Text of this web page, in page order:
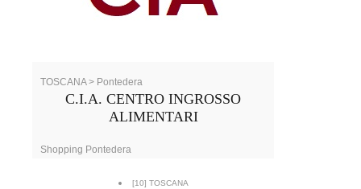
TOSCANA > Pontedera
C.I.A. CENTRO INGROSSO
ALIMENTARI
Shopping Pontedera
[10] TOSCANA